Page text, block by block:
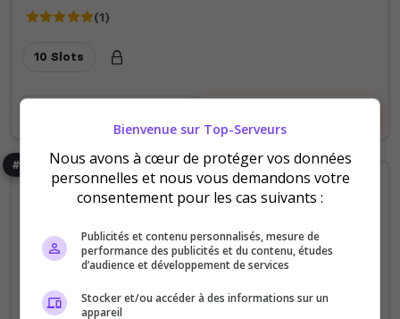
(1)
10 Slots
#8
Mods communautaires PVP Semi-RP Survie
Bienvenue sur Top-Serveurs
Nous avons à cœur de protéger vos données
personnelles et nous vous demandons votre
consentement pour les cas suivants :
Publicités et contenu personnalisés, mesure de
performance des publicités et du contenu, études
d’audience et développement de services
Stocker et/ou accéder à des informations sur un
appareil